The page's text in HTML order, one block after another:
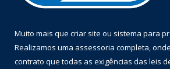
Muito mais que criar site ou sistema para
Realizamos uma assessoria completa,
contrato que todas as exigências das leis